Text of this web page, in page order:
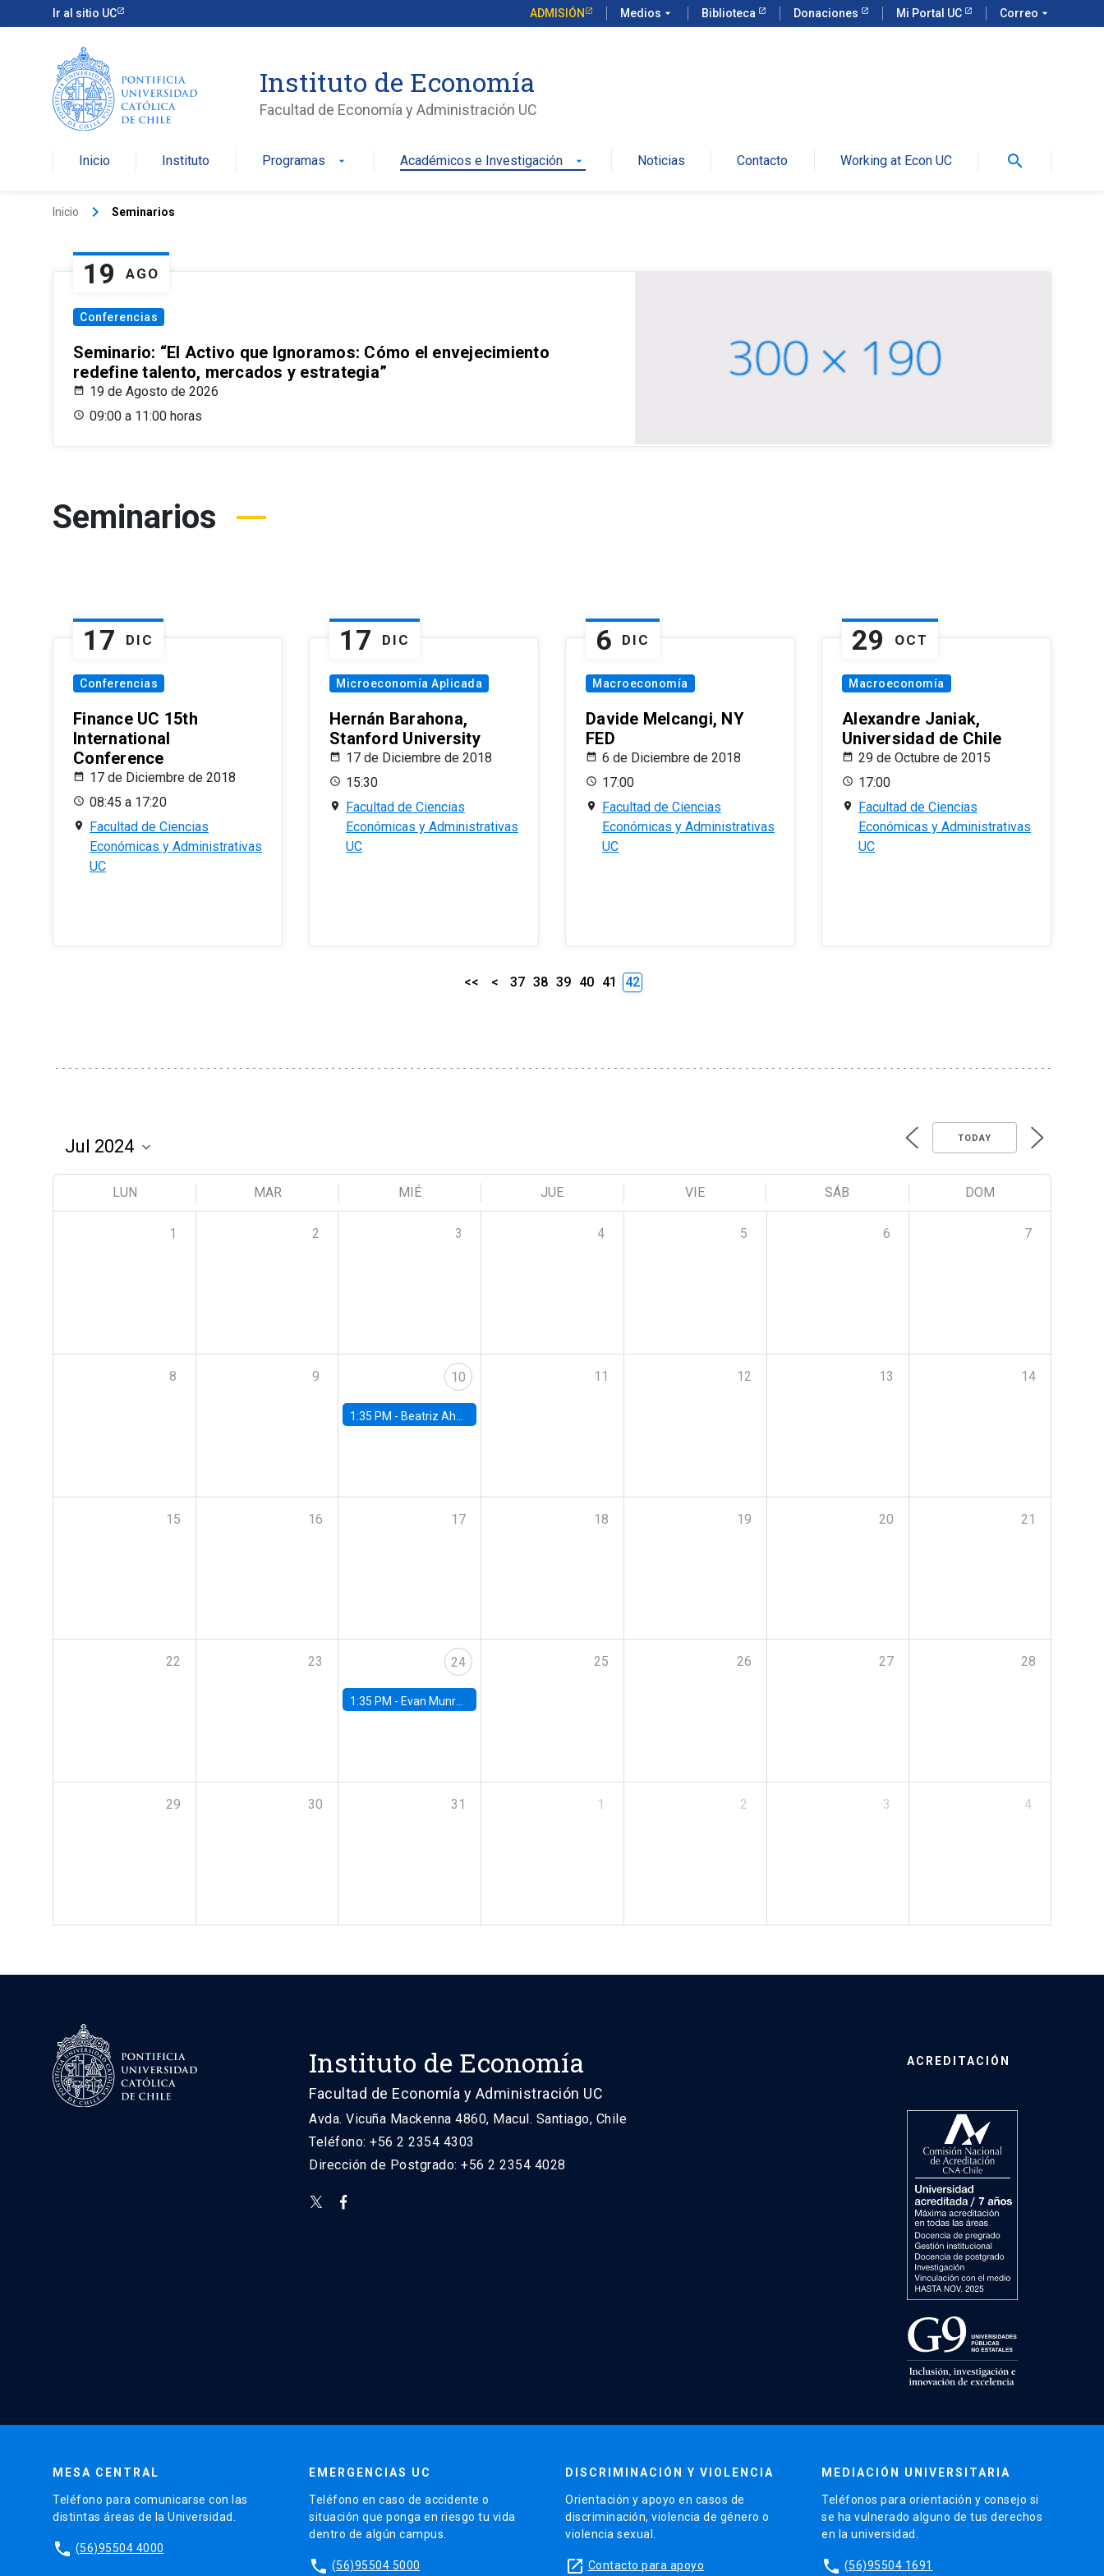
Ir al sitio UC ADMISIÓN Medios arrow_drop_down Biblioteca Donaciones Mi Portal UC Correo arrow_drop_down
Instituto de Economía
Facultad de Economía y Administración UC
Inicio Instituto Programas arrow_drop_down Académicos e Investigación arrow_drop_down Noticias Contacto Working at Econ UC search
Inicio keyboard_arrow_right Seminarios
19 AGO
Conferencias
Seminario: “El Activo que Ignoramos: Cómo el envejecimiento
redefine talento, mercados y estrategia”
19 de Agosto de 2026
09:00 a 11:00 horas
Seminarios
17 DIC
Conferencias
Finance UC 15th
International
Conference
17 de Diciembre de 2018
08:45 a 17:20
Facultad de Ciencias
Económicas y Administrativas
UC
17 DIC
Microeconomía Aplicada
Hernán Barahona,
Stanford University
17 de Diciembre de 2018
15:30
Facultad de Ciencias
Económicas y Administrativas
UC
6 DIC
Macroeconomía
Davide Melcangi, NY
FED
6 de Diciembre de 2018
17:00
Facultad de Ciencias
Económicas y Administrativas
UC
29 OCT
Macroeconomía
Alexandre Janiak,
Universidad de Chile
29 de Octubre de 2015
17:00
Facultad de Ciencias
Económicas y Administrativas
UC
<< < 37 38 39 40 41 42
TODAY
LUN MAR MIÉ JUE VIE SÁB DOM
1 2 3 4 5 6 7
8 9 10
1:35 PM - Beatriz Ahumada, PhD candidate, Universidad de Pittsburgh
11 12 13 14
15 16 17 18 19 20 21
22 23 24
1:35 PM - Evan Munro, Neyman Visiting Assistant Professor in the Department of Statistics at UC Berkeley
25 26 27 28
29 30 31 1 2 3 4
Instituto de Economía
Facultad de Economía y Administración UC
Avda. Vicuña Mackenna 4860, Macul. Santiago, Chile
Teléfono: +56 2 2354 4303
Dirección de Postgrado: +56 2 2354 4028
ACREDITACIÓN
MESA CENTRAL
Teléfono para comunicarse con las
distintas áreas de la Universidad.
phone (56)95504 4000
EMERGENCIAS UC
Teléfono en caso de accidente o
situación que ponga en riesgo tu vida
dentro de algún campus.
phone (56)95504 5000
DISCRIMINACIÓN Y VIOLENCIA
Orientación y apoyo en casos de
discriminación, violencia de género o
violencia sexual.
launch Contacto para apoyo
MEDIACIÓN UNIVERSITARIA
Teléfonos para orientación y consejo si
se ha vulnerado alguno de tus derechos
en la universidad.
phone (56)95504 1691